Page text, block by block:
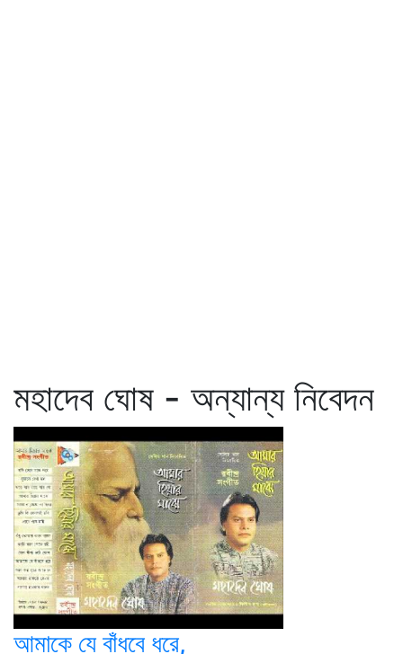
মহাদেব ঘোষ - অন্যান্য নিবেদন
আমাকে যে বাঁধবে ধরে,